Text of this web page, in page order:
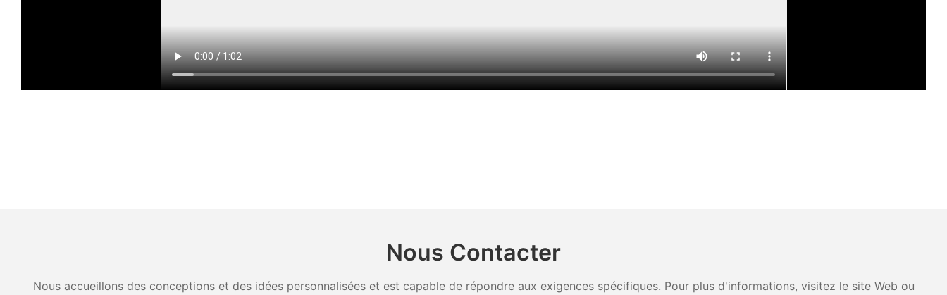
Nous Contacter
Nous accueillons des conceptions et des idées personnalisées et est capable de répondre aux exigences spécifiques. Pour plus d'informations, visitez le site Web ou